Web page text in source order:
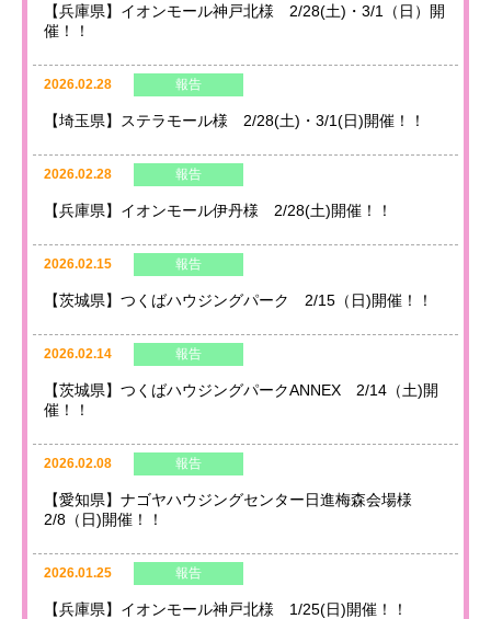
【兵庫県】イオンモール神戸北様 2/28(土)・3/1（日）開
催！！
2026.02.28 報告
【埼玉県】ステラモール様 2/28(土)・3/1(日)開催！！
2026.02.28 報告
【兵庫県】イオンモール伊丹様 2/28(土)開催！！
2026.02.15 報告
【茨城県】つくばハウジングパーク 2/15（日)開催！！
2026.02.14 報告
【茨城県】つくばハウジングパークANNEX 2/14（土)開
催！！
2026.02.08 報告
【愛知県】ナゴヤハウジングセンター日進梅森会場様
2/8（日)開催！！
2026.01.25 報告
【兵庫県】イオンモール神戸北様 1/25(日)開催！！